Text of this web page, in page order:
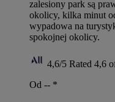
zalesiony park są
okolicy, kilka minut
wypadowa na
spokojnej okolicy.
4,6/5 Rated 4,6
Od -- *